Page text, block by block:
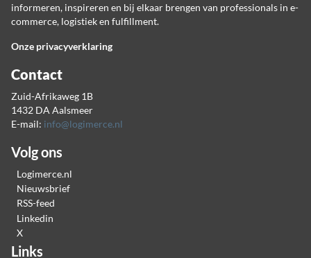
informeren, inspireren en bij elkaar brengen van professionals in e-
commerce, logistiek en fulfillment.
Onze privacyverklaring
Contact
Zuid-Afrikaweg 1B
1432 DA Aalsmeer
E-mail: info@logimerce.nl
Volg ons
Logimerce.nl
Nieuwsbrief
RSS-feed
Linkedin
X
Links